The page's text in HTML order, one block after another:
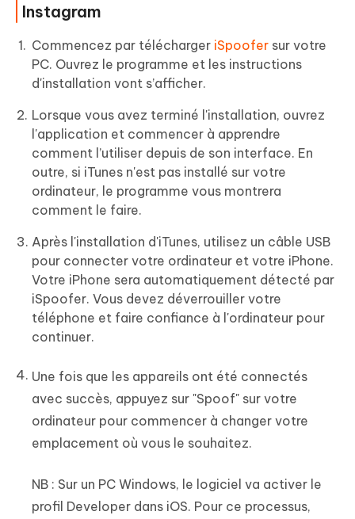
Instagram
Commencez par télécharger iSpoofer sur votre
PC. Ouvrez le programme et les instructions
d'installation vont s’afficher.
Lorsque vous avez terminé l'installation, ouvrez
l'application et commencer à apprendre
comment l’utiliser depuis de son interface. En
outre, si iTunes n'est pas installé sur votre
ordinateur, le programme vous montrera
comment le faire.
Après l'installation d'iTunes, utilisez un câble USB
pour connecter votre ordinateur et votre iPhone.
Votre iPhone sera automatiquement détecté par
iSpoofer. Vous devez déverrouiller votre
téléphone et faire confiance à l'ordinateur pour
continuer.
Une fois que les appareils ont été connectés
avec succès, appuyez sur "Spoof" sur votre
ordinateur pour commencer à changer votre
emplacement où vous le souhaitez.
NB : Sur un PC Windows, le logiciel va activer le
profil Developer dans iOS. Pour ce processus,